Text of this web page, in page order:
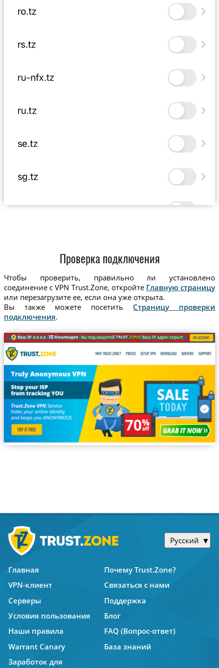
Проверка подключения
Чтобы проверить, правильно ли установлено
соединение с VPN Trust.Zone, откройте Главную страницу
или перезагрузите ее, если она уже открыта.
Вы также можете посетить Страницу проверки
подключения.
Ваш IP: x.x.x.x · Финляндия ·Вы под защитойTRUST.ZONE! Ваш IP адрес скрыт!
Русский
Главная
Почему Trust.Zone?
VPN-клиент
Связаться с нами
Серверы
Поддержка
Условия пользования
Блог
Наши правила
FAQ (Вопрос-ответ)
Warrant Canary
База знаний
Заработок для